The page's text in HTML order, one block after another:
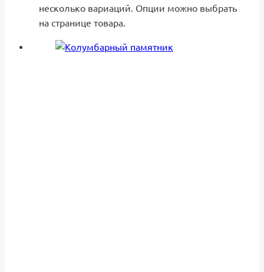
несколько вариаций. Опции можно выбрать
на странице товара.